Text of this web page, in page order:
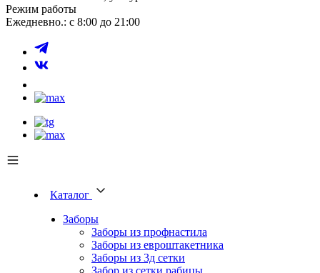
Режим работы
Ежедневно.: с 8:00 до 21:00
Каталог
Заборы
Заборы из профнастила
Заборы из евроштакетника
Заборы из 3д сетки
Забор из сетки рабицы